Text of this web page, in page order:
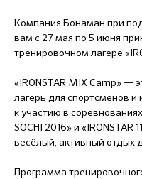
Компания Бонаман при
вам с 27 мая по 5 июня
тренировочном лагере
«IRONSTAR MIX Camp» —
лагерь для спортсменов
к участию в соревнованиях
SOCHI 2016» и «IRONSTAR
весёлый, активный отдых
Программа